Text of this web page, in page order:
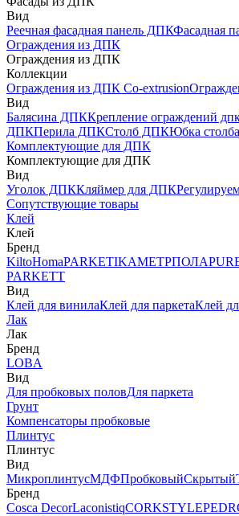
Вид
Реечная фасадная панель ДПКФасадная
Ограждения из ДПК
Ограждения из ДПК
Коллекции
Ограждения из ДПК Co-extrusion
Вид
Балясина ДПККрепление ограждений
ДПКПерила ДПКСтолб ДПКЮбка
Комплектующие для ДПК
Комплектующие для ДПК
Вид
Уголок ДПККляймер для ДПК
Сопутствующие товары
Клей
Клей
Бренд
KiltoHomaPARKETIKAМЕТРПОЛА
PARKETT
Вид
Клей для винилаКлей для паркетаКлей
Лак
Лак
Бренд
LOBA
Вид
Для пробковых половДля паркета
Грунт
Компенсаторы пробковые
Плинтус
Плинтус
Вид
МикроплинтусМДФПробковыйСкрытый
Бренд
Cosca DecorLaconistiqCORKSTYLE